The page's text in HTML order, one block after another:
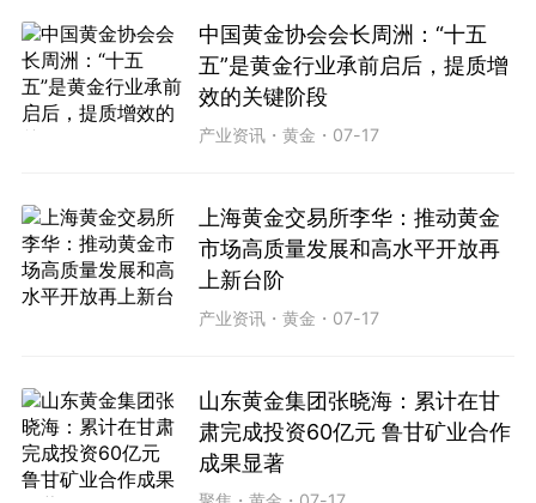
中国黄金协会会长周洲：“十五
五”是黄金行业承前启后，提质增
效的关键阶段
产业资讯 ・黄金 ・ 07-17
上海黄金交易所李华：推动黄金
市场高质量发展和高水平开放再
上新台阶
产业资讯 ・黄金 ・ 07-17
山东黄金集团张晓海：累计在甘
肃完成投资60亿元 鲁甘矿业合作
成果显著